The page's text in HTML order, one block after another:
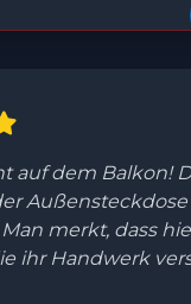
auf dem Balkon!
merkt, dass
ihr Handwerk